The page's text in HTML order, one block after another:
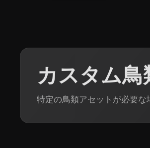
カスタム
特定の鳥類アセットが必要な